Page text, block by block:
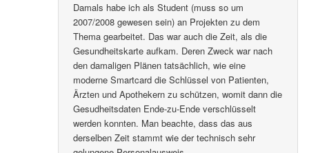
Damals habe ich als Student (muss so um
2007/2008 gewesen sein) an Projekten zu dem
Thema gearbeitet. Das war auch die Zeit, als die
Gesundheitskarte aufkam. Deren Zweck war nach
den damaligen Plänen tatsächlich, wie eine
moderne Smartcard die Schlüssel von Patienten,
Ärzten und Apothekern zu schützen, womit dann die
Gesudheitsdaten Ende-zu-Ende verschlüsselt
werden konnten. Man beachte, dass das aus
derselben Zeit stammt wie der technisch sehr